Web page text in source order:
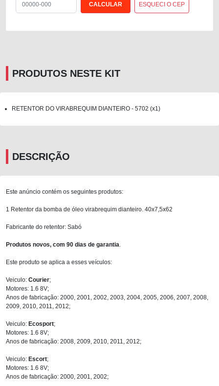
ESQUECI O CEP
PRODUTOS NESTE KIT
RETENTOR DO VIRABREQUIM DIANTEIRO - 5702 (x1)
DESCRIÇÃO
Este anúncio contém os seguintes produtos:
1 Retentor da bomba de óleo virabrequim dianteiro. 40x7,5x62
Fabricante do retentor: Sabó
Produtos novos, com 90 dias de garantia
Este produto se aplica a esses veículos:
Veiculo: Courier;
Motores: 1.6 8V;
Anos de fabricação: 2000, 2001, 2002, 2003, 2004, 2005, 2006, 2007, 2008,
2009, 2010, 2011, 2012;
Veiculo: Ecosport;
Motores: 1.6 8V;
Anos de fabricação: 2008, 2009, 2010, 2011, 2012;
Veiculo: Escort;
Motores: 1.6 8V;
Anos de fabricação: 2000, 2001, 2002;